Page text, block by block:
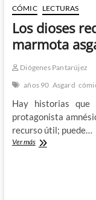
Por
qué
luchan
mutantes
el
gazpacho
la
opresión
CÓMIC LECTURAS
Los dioses
marmota
Diógenes Pantarújez
años 90 Asgard
Hay historias
protagonista
recurso útil; puede…
Ver másLos